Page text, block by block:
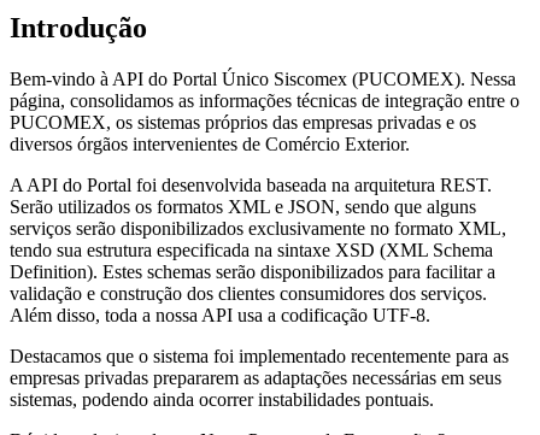
Introdução
Bem-vindo à API do Portal Único Siscomex (PUCOMEX). Nessa
página, consolidamos as informações técnicas de integração entre o
PUCOMEX, os sistemas próprios das empresas privadas e os
diversos órgãos intervenientes de Comércio Exterior.
A API do Portal foi desenvolvida baseada na arquitetura REST.
Serão utilizados os formatos XML e JSON, sendo que alguns
serviços serão disponibilizados exclusivamente no formato XML,
tendo sua estrutura especificada na sintaxe XSD (XML Schema
Definition). Estes schemas serão disponibilizados para facilitar a
validação e construção dos clientes consumidores dos serviços.
Além disso, toda a nossa API usa a codificação UTF-8.
Destacamos que o sistema foi implementado recentemente para as
empresas privadas prepararem as adaptações necessárias em seus
sistemas, podendo ainda ocorrer instabilidades pontuais.